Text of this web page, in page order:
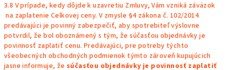
3.8 V prípade, kedy dôjde k uzavretiu Zmluvy, Vám vzniká záväzok
na zaplatenie Celkovej ceny. V zmysle §4 zákona č. 102/2014
predávajúci je povinný zabezpečiť, aby spotrebiteľ výslovne
potvrdil, že bol oboznámený s tým, že súčasťou objednávky je
povinnosť zaplatiť cenu. Predávajúci, pre potreby týchto
všeobecných obchodných podmienok týmto zároveň kupujúcich
jasne informuje, žesúčasťou objednávky je povinnosť zaplatiť